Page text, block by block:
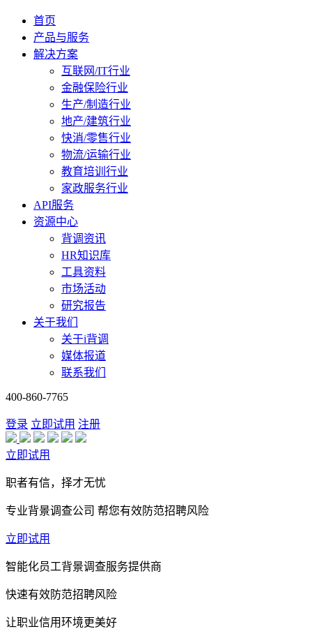
首页
产品与服务
解决方案
互联网/IT行业
金融保险行业
生产/制造行业
地产/建筑行业
快消/零售行业
物流/运输行业
教育培训行业
家政服务行业
API服务
资源中心
背调资讯
HR知识库
工具资料
市场活动
研究报告
关于我们
关于i背调
媒体报道
联系我们
400-860-7765
登录 立即试用 注册
立即试用
职者有信，择才无忧
专业背景调查公司 帮您有效防范招聘风险
立即试用
智能化员工背景调查服务提供商
快速有效防范招聘风险
让职业信用环境更美好